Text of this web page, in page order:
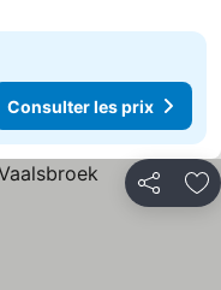
Consulter les prix
Partager